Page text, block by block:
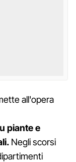
all'opera
piante e
Negli scorsi